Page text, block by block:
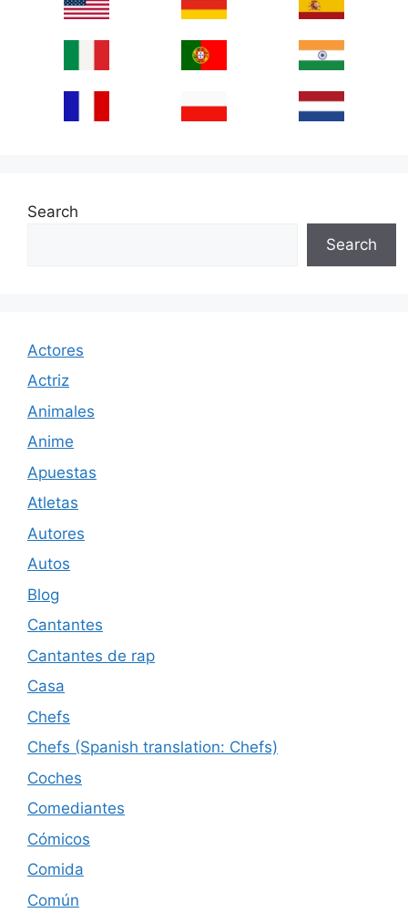
Search
Search
Actores
Actriz
Animales
Anime
Apuestas
Atletas
Autores
Autos
Blog
Cantantes
Cantantes de rap
Casa
Chefs
Chefs (Spanish translation: Chefs)
Coches
Comediantes
Cómicos
Comida
Común